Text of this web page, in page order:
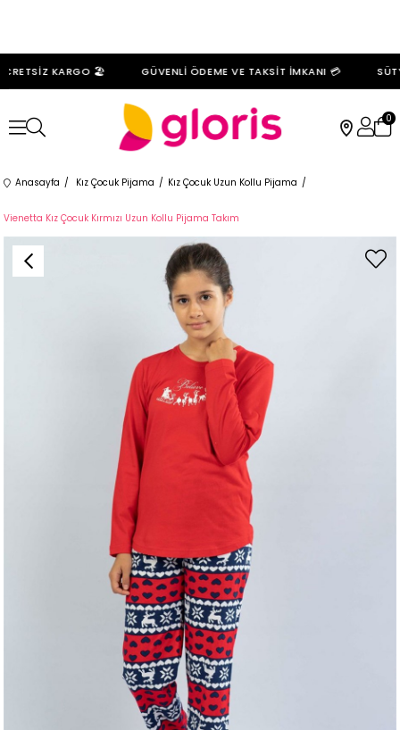
KARGO 🏖️ GÜVENLİ ÖDEME VE TAKSİT İMKANI 💳
0
Anasayfa Kız Çocuk Pijama Kız Çocuk Uzun Kollu Pijama
Vienetta Kız Çocuk Kırmızı Uzun Kollu Pijama Takım